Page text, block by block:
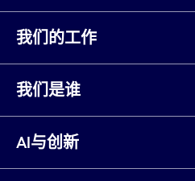
我们的工作
我们是谁
AI与创新